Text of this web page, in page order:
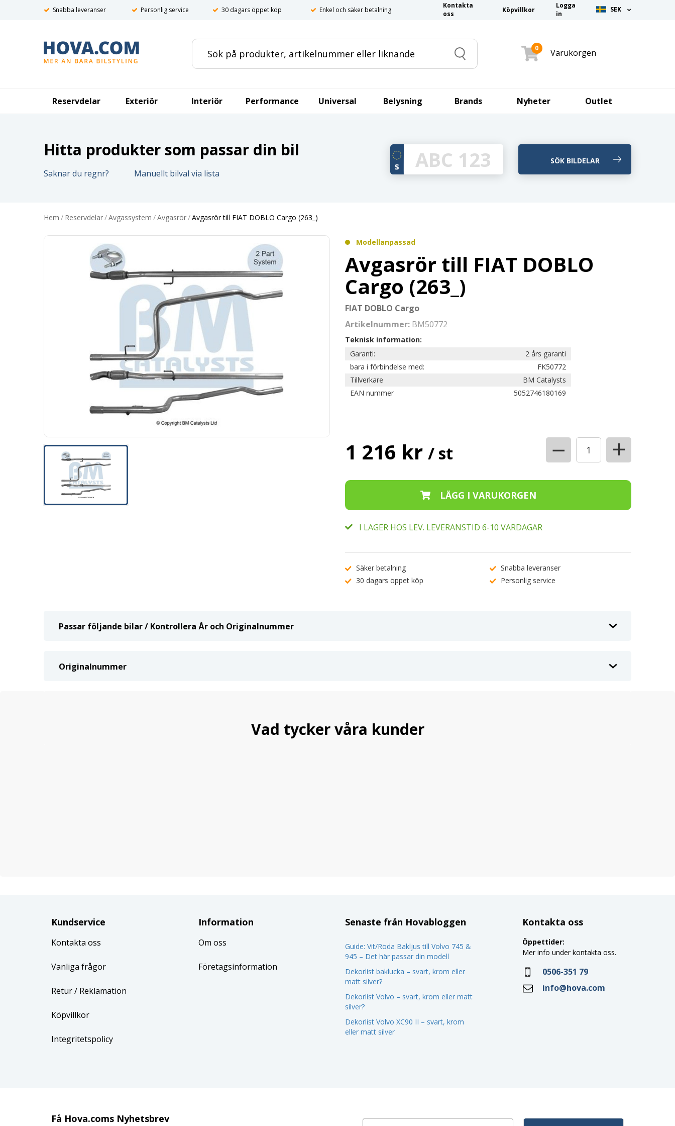
Snabba leveranser Personlig service 30 dagars öppet köp Enkel och säker betalning
Kontakta
oss
Köpvillkor
Logga
in
SEK
Search
0 Varukorgen
Reservdelar Exteriör Interiör Performance Universal Belysning Brands Nyheter Outlet
Hitta produkter som passar din bil
Saknar du regnr? Manuellt bilval via lista
Hem / Reservdelar/Avgassystem /Avgasrör/Avgasrör till FIAT DOBLO Cargo (263_)
Modellanpassad
Avgasrör till FIAT DOBLO
Cargo (263_)
FIAT DOBLO Cargo
Artikelnummer: BM50772
Teknisk information:
Garanti:
2 års garanti
bara i förbindelse med:
FK50772
Tillverkare
BM Catalysts
EAN nummer
5052746180169
1 216 kr / st − +
I LAGER HOS LEV. LEVERANSTID 6-10 VARDAGAR
Säker betalning
Snabba leveranser
30 dagars öppet köp
Personlig service
Passar följande bilar / Kontrollera År och Originalnummer
Originalnummer
Vad tycker våra kunder
Kundservice
Kontakta oss
Vanliga frågor
Retur/ Reklamation
Köpvillkor
Integritetspolicy
Information
Om oss
Företagsinformation
Senaste från Hovabloggen
Guide: Vit/Röda Bakljus till Volvo 745 &
945 – Det här passar din modell
Dekorlist baklucka – svart, krom eller
matt silver?
Dekorlist Volvo – svart, krom eller matt
silver?
Dekorlist Volvo XC90 II – svart, krom
eller matt silver
Kontakta oss
Öppettider:
Mer info under kontakta oss.
0506-351 79
info@hova.com
Få Hova.coms Nyhetsbrev